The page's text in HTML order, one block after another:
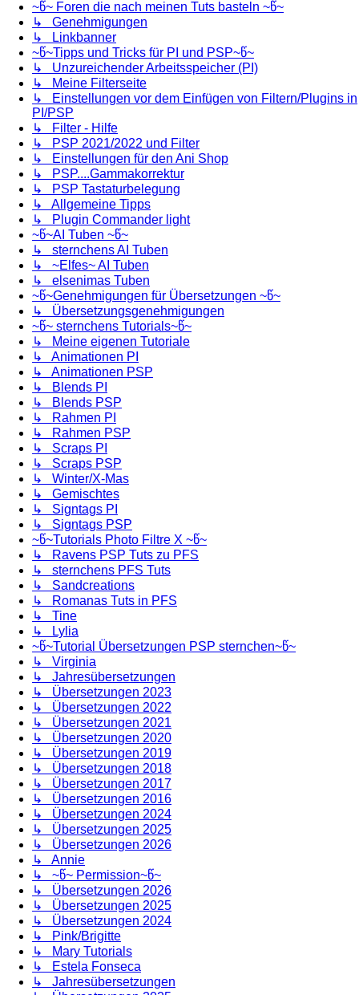
~წ~ Foren die nach meinen Tuts basteln ~წ~
↳ Genehmigungen
↳ Linkbanner
~წ~Tipps und Tricks für PI und PSP~წ~
↳ Unzureichender Arbeitsspeicher (PI)
↳ Meine Filterseite
↳ Einstellungen vor dem Einfügen von Filtern/Plugins in
PI/PSP
↳ Filter - Hilfe
↳ PSP 2021/2022 und Filter
↳ Einstellungen für den Ani Shop
↳ PSP....Gammakorrektur
↳ PSP Tastaturbelegung
↳ Allgemeine Tipps
↳ Plugin Commander light
~წ~AI Tuben ~წ~
↳ sternchens AI Tuben
↳ ~Elfes~ AI Tuben
↳ elsenimas Tuben
~წ~Genehmigungen für Übersetzungen ~წ~
↳ Übersetzungsgenehmigungen
~წ~ sternchens Tutorials~წ~
↳ Meine eigenen Tutoriale
↳ Animationen PI
↳ Animationen PSP
↳ Blends PI
↳ Blends PSP
↳ Rahmen PI
↳ Rahmen PSP
↳ Scraps PI
↳ Scraps PSP
↳ Winter/X-Mas
↳ Gemischtes
↳ Signtags PI
↳ Signtags PSP
~წ~Tutorials Photo Filtre X ~წ~
↳ Ravens PSP Tuts zu PFS
↳ sternchens PFS Tuts
↳ Sandcreations
↳ Romanas Tuts in PFS
↳ Tine
↳ Lylia
~წ~Tutorial Übersetzungen PSP sternchen~წ~
↳ Virginia
↳ Jahresübersetzungen
↳ Übersetzungen 2023
↳ Übersetzungen 2022
↳ Übersetzungen 2021
↳ Übersetzungen 2020
↳ Übersetzungen 2019
↳ Übersetzungen 2018
↳ Übersetzungen 2017
↳ Übersetzungen 2016
↳ Übersetzungen 2024
↳ Übersetzungen 2025
↳ Übersetzungen 2026
↳ Annie
↳ ~წ~ Permission~წ~
↳ Übersetzungen 2026
↳ Übersetzungen 2025
↳ Übersetzungen 2024
↳ Pink/Brigitte
↳ Mary Tutorials
↳ Estela Fonseca
↳ Jahresübersetzungen